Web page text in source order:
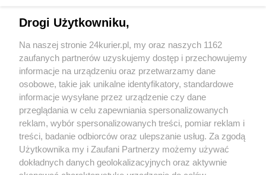
Iranie nie ma wpływu na bezpieczeństwo
radiacyjne w Polsce
Izrael zaatakował cele w irańskich miastach
Sziraz i Tebriz
POGODA
13℃
Zobacz prognozę na 3 dni
Drogi Użytkowniku,
Na naszej stronie 24kurier.pl, my oraz naszych 1162
zaufanych partnerów uzyskujemy dostęp i przechowujemy
informacje na urządzeniu oraz przetwarzamy dane
osobowe, takie jak unikalne identyfikatory, standardowe
informacje wysyłane przez urządzenie czy dane
przeglądania w celu zapewniania spersonalizowanych
reklam, wybór spersonalizowanych treści, pomiar reklam i
treści, badanie odbiorców oraz ulepszanie usług. Za zgodą
Użytkownika my i Zaufani Partnerzy możemy używać
dokładnych danych geolokalizacyjnych oraz aktywnie